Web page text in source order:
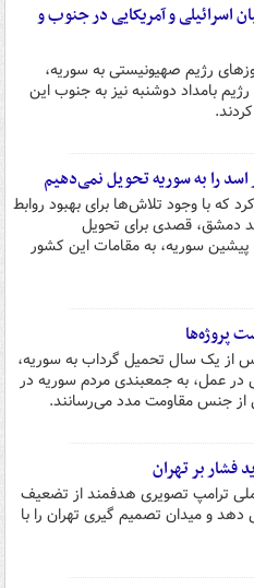
اسرائیلی و آمریکایی در جنوب و
رژیم صهیونیستی به سوریه،
بامداد دوشنبه نیز به جنوب این
را به سوریه تحویل نمی‌دهیم
که با وجود تلاش‌ها برای بهبود روابط
دمشق، قصدی برای تحویل
سوریه، به مقامات این کشور
پروژه‌ها
از یک سال تحمیل گرداب به سوریه‌،
در عمل‌، به جمعبندی مردم سوریه در
از جنس مقاومت مدد می‌رسانند.
فشار بر تهران
ترامپ تصویری هدفمند از تضعیف
دهد و میدان تصمیم گیری تهران را با